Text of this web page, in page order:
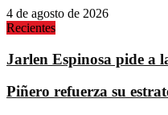
4 de agosto de 2026
Recientes
Jarlen Espinosa pide a
Piñero refuerza su